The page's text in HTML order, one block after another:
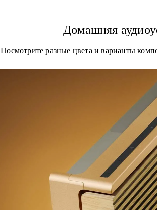
Домашняя
Посмотрите разные цвета и варианты